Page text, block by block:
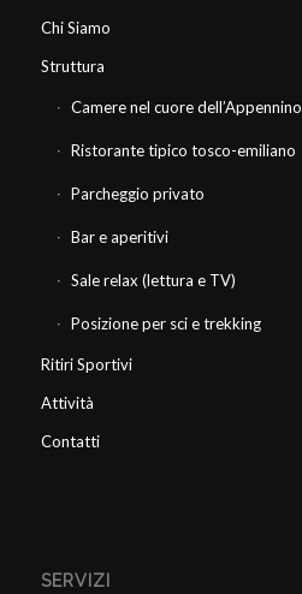
Chi Siamo
Struttura
Camere nel cuore dell’Appennino
Ristorante tipico tosco-emiliano
Parcheggio privato
Bar e aperitivi
Sale relax (lettura e TV)
Posizione per sci e trekking
Ritiri Sportivi
Attività
Contatti
SERVIZI